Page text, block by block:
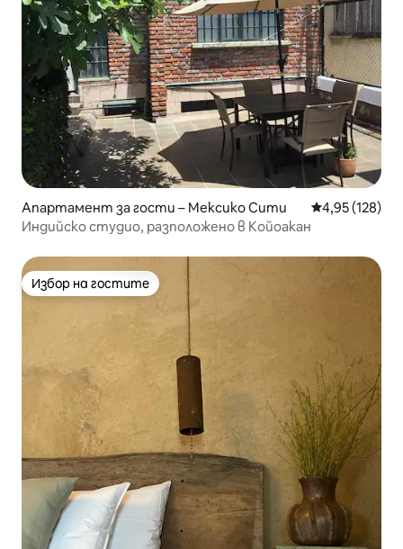
Апартамент за гости – Мексико Сити Средна
4,95 (128)
Индийско студио, разположено в Койоакан
Избор на гостите
Избор на гостите